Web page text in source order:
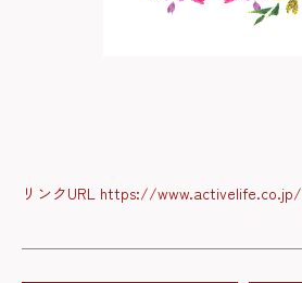
リンクURL https://